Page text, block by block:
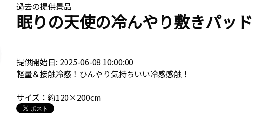
過去の提供景品
眠りの天使の冷んやり敷きパッド
提供開始日: 2025-06-08 10:00:00
軽量＆接触冷感！ひんやり気持ちいい冷感感触！
サイズ：約120×200cm